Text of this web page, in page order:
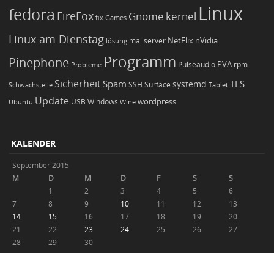
fedora FireFox fix Games Gnome kernel Linux
Linux am Dienstag lösung mailserver NetFlix nVidia
Pinephone Probleme Programm Pulseaudio PVA rpm
Schwachstelle Sicherheit Spam SSH Surface systemd Tablet TLS
Ubuntu Update USB Windows Wine wordpress
KALENDER
September 2015
M
D M D F S
S
1
2 3 4 5
6
7
8 9 10 11 12
13
14
15 16 17 18 19
20
21
22 23 24 25 26
27
28
29 30